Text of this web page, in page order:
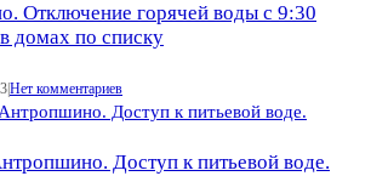
Отключение горячей воды с 9:30
домах по списку
|Нет комментариев
Доступ к питьевой воде.